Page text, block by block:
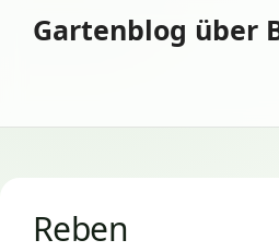
InhaltGartenblog über
Reben